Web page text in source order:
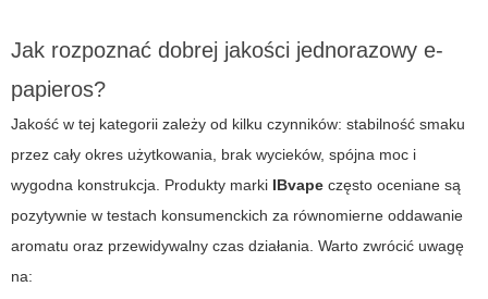
Jak rozpoznać dobrej jakości jednorazowy e-
papieros?
Jakość w tej kategorii zależy od kilku czynników: stabilność smaku
przez cały okres użytkowania, brak wycieków, spójna moc i
wygodna konstrukcja. Produkty marki IBvape często oceniane są
pozytywnie w testach konsumenckich za równomierne oddawanie
aromatu oraz przewidywalny czas działania. Warto zwrócić uwagę
na: